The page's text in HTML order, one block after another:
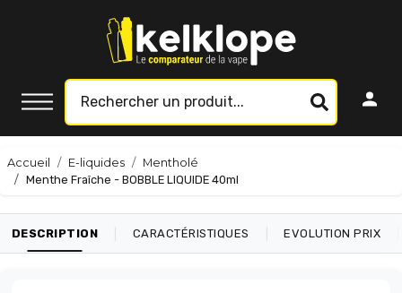
Accueil E-liquides
Mentholé
Menthe Fraîche - BOBBLE LIQUIDE 40ml
DESCRIPTION CARACTÉRISTIQUES EVOLUTION PRIX